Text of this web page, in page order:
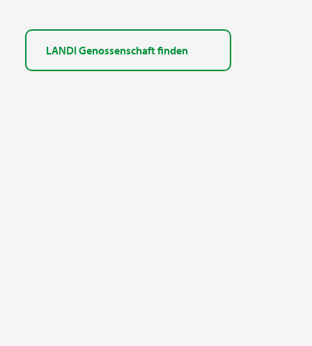
LANDI Genossenschaft finden